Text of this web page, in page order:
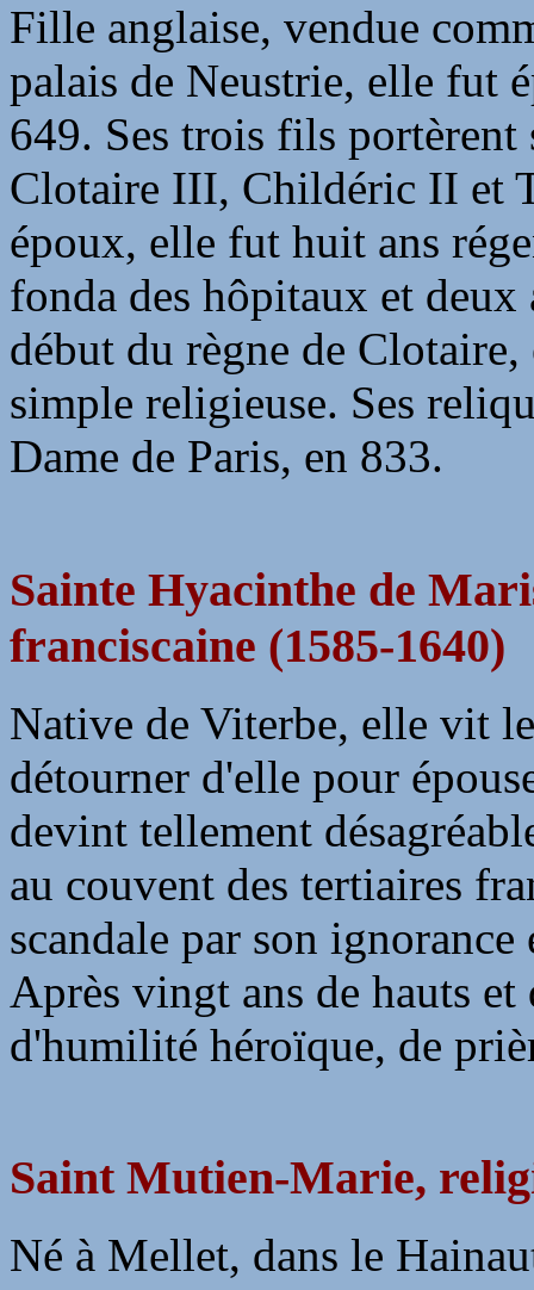
Fille anglaise, vendue
palais de Neustrie, elle fut
649. Ses trois fils portèrent
Clotaire III, Childéric II et
époux, elle fut huit ans
fonda des hôpitaux et
début du règne de
simple religieuse. Ses
Dame de Paris, en 833.
Sainte Hyacinthe de
franciscaine (1585-1640)
Native de Viterbe, elle vit
détourner d'elle pour
devint tellement
au couvent des tertiaires
scandale par son ignorance
Après vingt ans de hauts et
d'humilité héroïque, de
Saint Mutien-Marie,
Né à Mellet, dans le